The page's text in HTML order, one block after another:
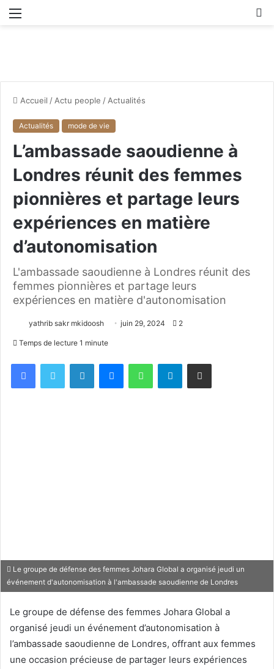
Accueil /Actu people /Actualités
Actualités mode de vie
L’ambassade saoudienne à
Londres réunit des femmes
pionnières et partage leurs
expériences en matière
d’autonomisation
L'ambassade saoudienne à Londres réunit des
femmes pionnières et partage leurs
expériences en matière d'autonomisation
yathrib sakr mkidoosh juin 29, 2024 2
Temps de lecture 1 minute
Telegram
Le groupe de défense des femmes Johara Global a organisé jeudi un
événement d'autonomisation à l'ambassade saoudienne de Londres
Le groupe de défense des femmes Johara Global a
organisé jeudi un événement d’autonomisation à
l’ambassade saoudienne de Londres, offrant aux femmes
une occasion précieuse de partager leurs expériences